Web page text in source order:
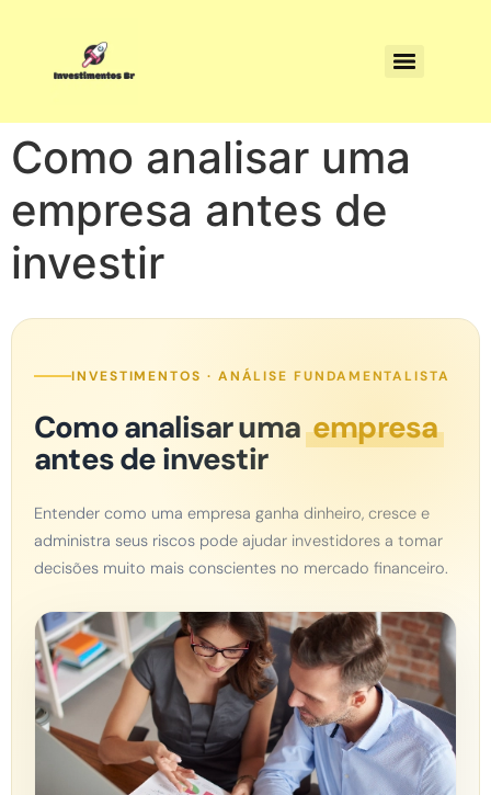
Como analisar uma
empresa antes de
investir
INVESTIMENTOS · ANÁLISE FUNDAMENTALISTA
Como analisar umaempresa
antes de investir
Entender como uma empresa ganha dinheiro, cresce e
administra seus riscos pode ajudar investidores a tomar
decisões muito mais conscientes no mercado financeiro.